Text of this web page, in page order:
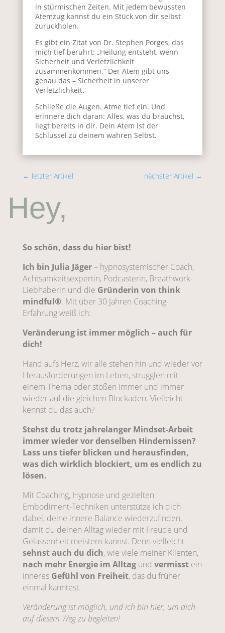
in stürmischen Zeiten. Mit jedem bewussten
Atemzug kannst du ein Stück von dir selbst
zurückholen.
Es gibt ein Zitat von Dr. Stephen Porges, das
mich tief berührt: „Heilung entsteht, wenn
Sicherheit und Verletzlichkeit
zusammenkommen.“ Der Atem gibt uns
genau das – Sicherheit in unserer
Verletzlichkeit.
Schließe die Augen. Atme tief ein. Und
erinnere dich daran: Alles, was du brauchst,
liegt bereits in dir. Dein Atem ist der
Schlüssel zu deinem wahren Selbst.
← letzter Artikel nächster Artikel →
Hey,
So schön, dass du hier bist!
Ich bin Julia Jäger– hypnosystemischer Coach,
Achtsamkeitsexpertin, Podcasterin, Breathwork-
Liebhaberin und die Gründerin von think
mindful®. Mit über 30 Jahren Coaching-
Erfahrung weiß ich:
Veränderung ist immer möglich – auch für
dich!
Hand aufs Herz, wir alle stehen hin und wieder vor
Herausforderungen im Leben, strugglen mit
einem Thema oder stoßen immer und immer
wieder auf die gleichen Blockaden. Vielleicht
kennst du das auch?
Stehst du trotz jahrelanger Mindset-Arbeit
immer wieder vor denselben Hindernissen?
Lass uns tiefer blicken und herausfinden,
was dich wirklich blockiert, um es endlich zu
lösen.
Mit Coaching, Hypnose und gezielten
Embodiment-Techniken unterstütze ich dich
dabei, deine innere Balance wiederzufinden,
damit du deinen Alltag wieder mit Freude und
Gelassenheit meistern kannst. Denn vielleicht
sehnst auch du dich, wie viele meiner Klienten,
nach mehr Energie im Alltagund vermisstein
inneres Gefühl von Freiheit, das du früher
einmal kanntest.
Veränderung ist möglich, und ich bin hier, um dich
auf diesem Weg zu begleiten!